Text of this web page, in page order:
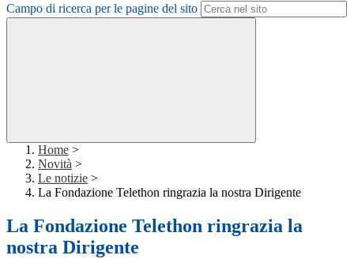
Campo di ricerca per le pagine del sito
Home >
Novità >
Le notizie >
La Fondazione Telethon ringrazia la nostra Dirigente
La Fondazione Telethon ringrazia la
nostra Dirigente